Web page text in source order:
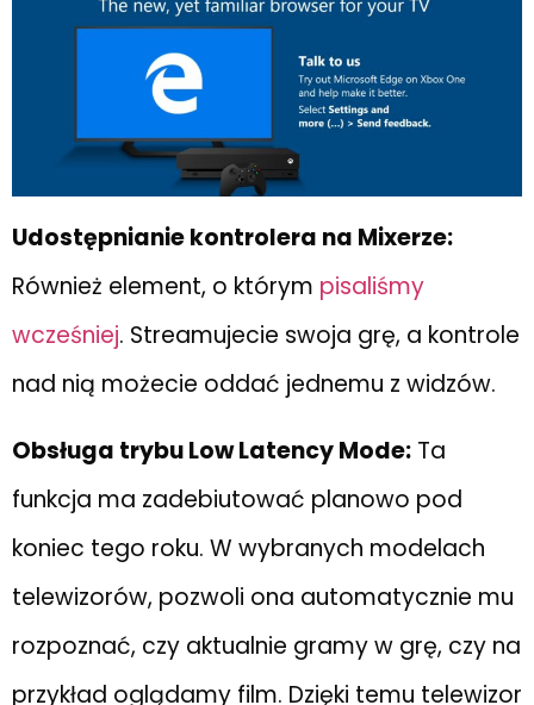
Udostępnianie kontrolera na Mixerze:
Również element, o którym pisaliśmy
wcześniej. Streamujecie swoja grę, a kontrole
nad nią możecie oddać jednemu z widzów.
Obsługa trybu Low Latency Mode: Ta
funkcja ma zadebiutować planowo pod
koniec tego roku. W wybranych modelach
telewizorów, pozwoli ona automatycznie mu
rozpoznać, czy aktualnie gramy w grę, czy na
przykład oglądamy film. Dzięki temu telewizor